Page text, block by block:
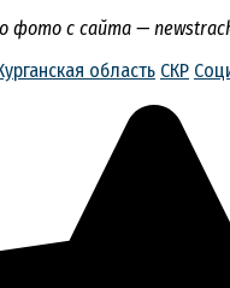
фото с сайта —
область СКР